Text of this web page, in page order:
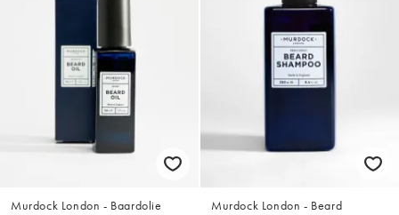
Murdock London - Baardolie
Murdock London - Beard